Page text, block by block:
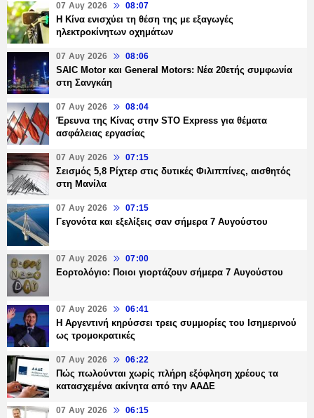
07 Αυγ 2026 08:07
Η Κίνα ενισχύει τη θέση της με εξαγωγές
ηλεκτροκίνητων οχημάτων
07 Αυγ 2026 08:06
SAIC Motor και General Motors: Νέα 20ετής συμφωνία
στη Σανγκάη
07 Αυγ 2026 08:04
Έρευνα της Κίνας στην STO Express για θέματα
ασφάλειας εργασίας
07 Αυγ 2026 07:15
Σεισμός 5,8 Ρίχτερ στις δυτικές Φιλιππίνες, αισθητός
στη Μανίλα
07 Αυγ 2026 07:15
Γεγονότα και εξελίξεις σαν σήμερα 7 Αυγούστου
07 Αυγ 2026 07:00
Εορτολόγιο: Ποιοι γιορτάζουν σήμερα 7 Αυγούστου
07 Αυγ 2026 06:41
Η Αργεντινή κηρύσσει τρεις συμμορίες του Ισημερινού
ως τρομοκρατικές
07 Αυγ 2026 06:22
Πώς πωλούνται χωρίς πλήρη εξόφληση χρέους τα
κατασχεμένα ακίνητα από την ΑΑΔΕ
07 Αυγ 2026 06:15